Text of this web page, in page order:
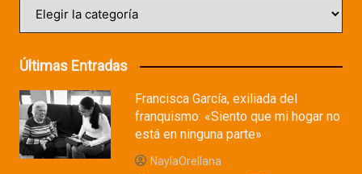
Últimas Entradas
Francisca García, exiliada del
franquismo: «Siento que mi hogar no
está en ninguna parte»
NaylaOrellana